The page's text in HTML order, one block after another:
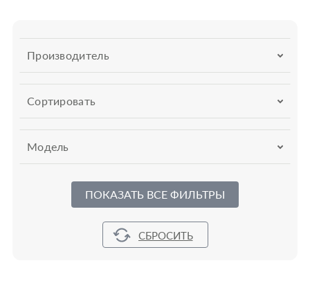
Сортировать
Производитель
Модель
ПОКАЗАТЬ ВСЕ ФИЛЬТРЫ